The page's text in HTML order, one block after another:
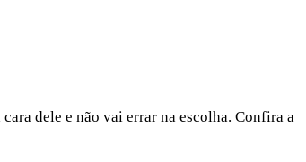
dele e não vai errar na escolha. Confira a